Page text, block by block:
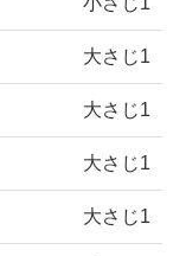
大さじ1
大さじ1
大さじ1
大さじ1